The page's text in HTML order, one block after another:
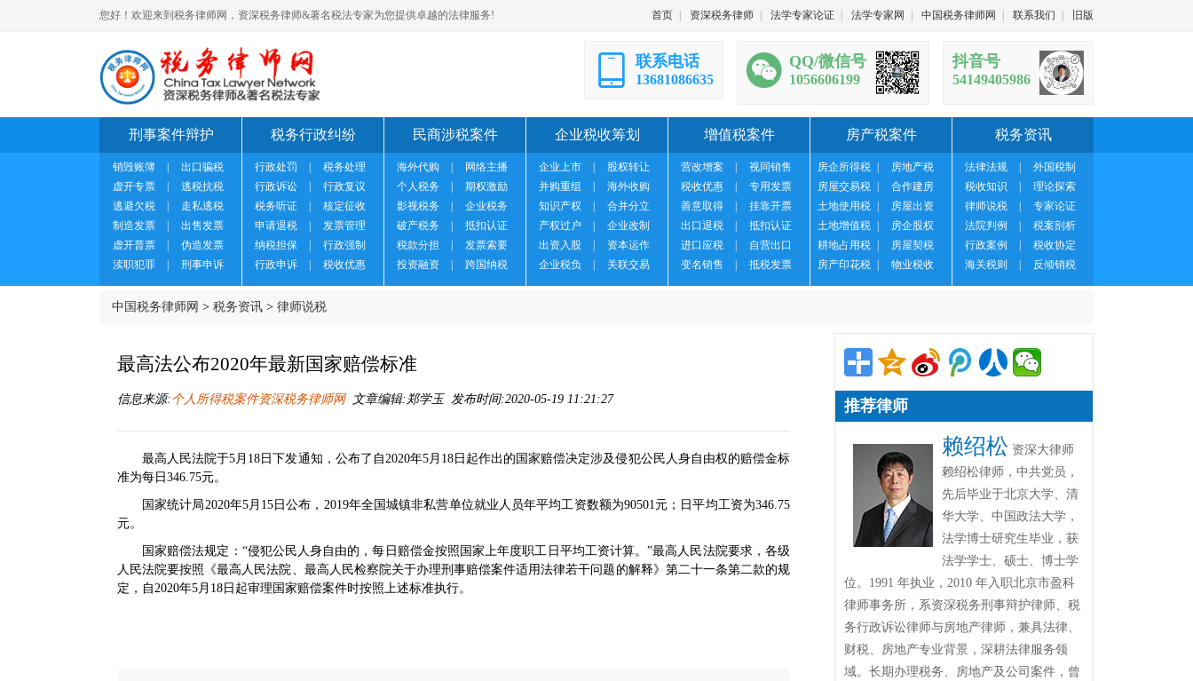
您好！欢迎来到税务律师网，资深税务律师&著名税法专家为您提供卓越的法律服务! 首页 资深税务律师 法学专家论证 法学专家网 中国税务律师网 联系我们 旧版
联系电话
13681086635
QQ/微信号
1056606199
抖音号
54149405986
刑事案件辩护
销毁账簿
出口骗税
虚开专票
逃税抗税
逃避欠税
走私逃税
制造发票
出售发票
虚开普票
伪造发票
渎职犯罪
刑事申诉
税务行政纠纷
行政处罚
税务处理
行政诉讼
行政复议
税务听证
核定征收
申请退税
发票管理
纳税担保
行政强制
行政申诉
税收优惠
民商涉税案件
海外代购
网络主播
个人税务
期权激励
影视税务
企业税务
破产税务
抵扣认证
税款分担
发票索要
投资融资
跨国纳税
企业税收筹划
企业上市
股权转让
并购重组
海外收购
知识产权
合并分立
产权过户
企业改制
出资入股
资本运作
企业税负
关联交易
增值税案件
营改增案
视同销售
税收优惠
专用发票
善意取得
挂靠开票
出口退税
抵扣认证
进口应税
自营出口
变名销售
抵税发票
房产税案件
房企所得税
房地产税
房屋交易税
合作建房
土地使用税
房屋出资
土地增值税
房企股权
耕地占用税
房屋契税
房产印花税
物业税收
税务资讯
法律法规
外国税制
税收知识
理论探索
律师说税
专家论证
法院判例
税案剖析
行政案例
税收协定
海关税则
反倾销税
中国税务律师网 > 税务资讯 > 律师说税
最高法公布2020年最新国家赔偿标准
信息来源:个人所得税案件资深税务律师网文章编辑:郑学玉 发布时间:2020-05-19 11:21:27
最高人民法院于5月18日下发通知，公布了自2020年5月18日起作出的国家赔偿决定涉及侵犯公民人身自由权的赔偿金标
准为每日346.75元。
国家统计局2020年5月15日公布，2019年全国城镇非私营单位就业人员年平均工资数额为90501元；日平均工资为346.75
元。
国家赔偿法规定：“侵犯公民人身自由的，每日赔偿金按照国家上年度职工日平均工资计算。”最高人民法院要求，各级
人民法院要按照《最高人民法院、最高人民检察院关于办理刑事赔偿案件适用法律若干问题的解释》第二十一条第二款的规
定，自2020年5月18日起审理国家赔偿案件时按照上述标准执行。
推荐律师
赖绍松 资深大律师
赖绍松律师，中共党员，
先后毕业于北京大学、清
华大学、中国政法大学，
法学博士研究生毕业，获
法学学士、硕士、博士学
位。1991 年执业，2010 年入职北京市盈科
律师事务所，系资深税务刑事辩护律师、税
务行政诉讼律师与房地产律师，兼具法律、
财税、房地产专业背景，深耕法律服务领
域。长期办理税务、房地产及公司案件，曾